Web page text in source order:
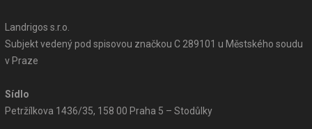
Landrigos s.r.o.
Subjekt vedený pod spisovou značkou C 289101 u Městského soudu
v Praze
Sídlo
Petržílkova 1436/35, 158 00 Praha 5 – Stodůlky